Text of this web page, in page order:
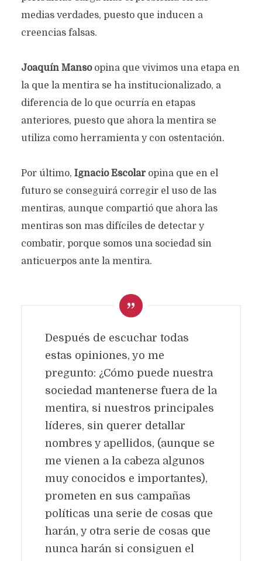
medias verdades, puesto que inducen a
creencias falsas.
Joaquín Mansoopina que vivimos una etapa en
la que la mentira se ha institucionalizado, a
diferencia de lo que ocurría en etapas
anteriores, puesto que ahora la mentira se
utiliza como herramienta y con ostentación.
Por último, Ignacio Escolaropina que en el
futuro se conseguirá corregir el uso de las
mentiras, aunque compartió que ahora las
mentiras son mas difíciles de detectar y
combatir, porque somos una sociedad sin
anticuerpos ante la mentira.
Después de escuchar todas
estas opiniones, yo me
pregunto: ¿Cómo puede nuestra
sociedad mantenerse fuera de la
mentira, si nuestros principales
líderes, sin querer detallar
nombres y apellidos, (aunque se
me vienen a la cabeza algunos
muy conocidos e importantes),
prometen en sus campañas
políticas una serie de cosas que
harán, y otra serie de cosas que
nunca harán si consiguen el